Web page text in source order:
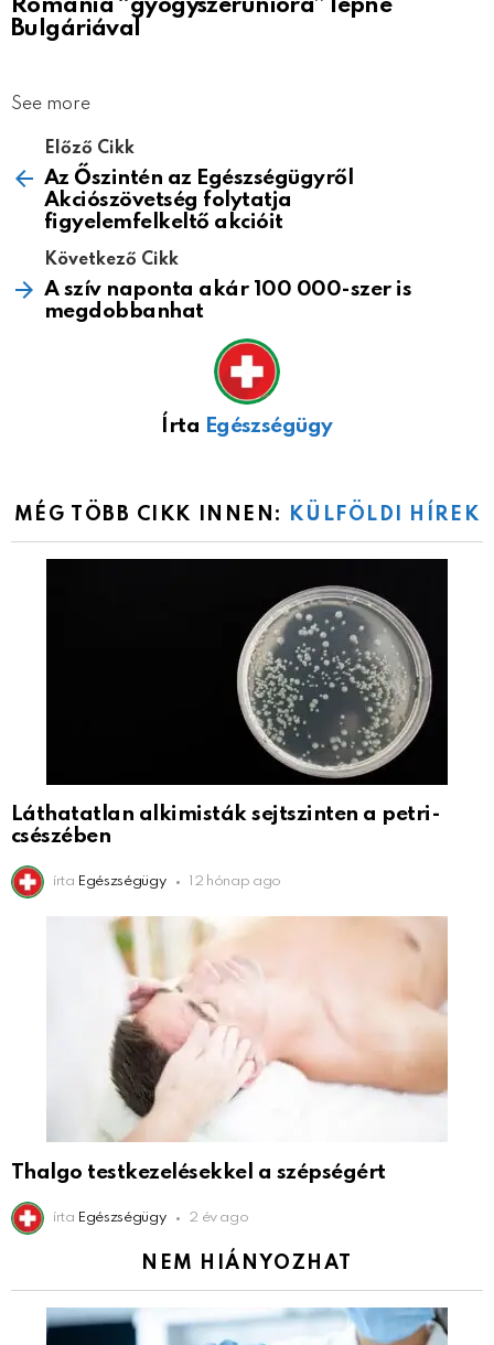
Románia “gyógyszerunióra” lépne
Bulgáriával
See more
Előző Cikk
Az Őszintén az Egészségügyről
Akciószövetség folytatja
figyelemfelkeltő akcióit
Következő Cikk
A szív naponta akár 100 000-szer is
megdobbanhat
Írta Egészségügy
MÉG TÖBB CIKK INNEN: KÜLFÖLDI HÍREK
Láthatatlan alkimisták sejtszinten a petri-
csészében
írta Egészségügy 12 hónap ago
Thalgo testkezelésekkel a szépségért
írta Egészségügy 2 év ago
NEM HIÁNYOZHAT